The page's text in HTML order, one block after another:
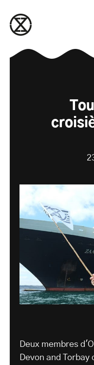
Deux membres
Devon and